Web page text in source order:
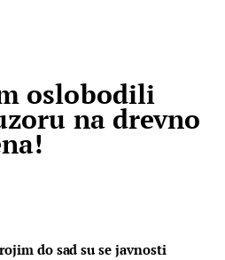
oslobodili
na drevno
do sad su se javnosti